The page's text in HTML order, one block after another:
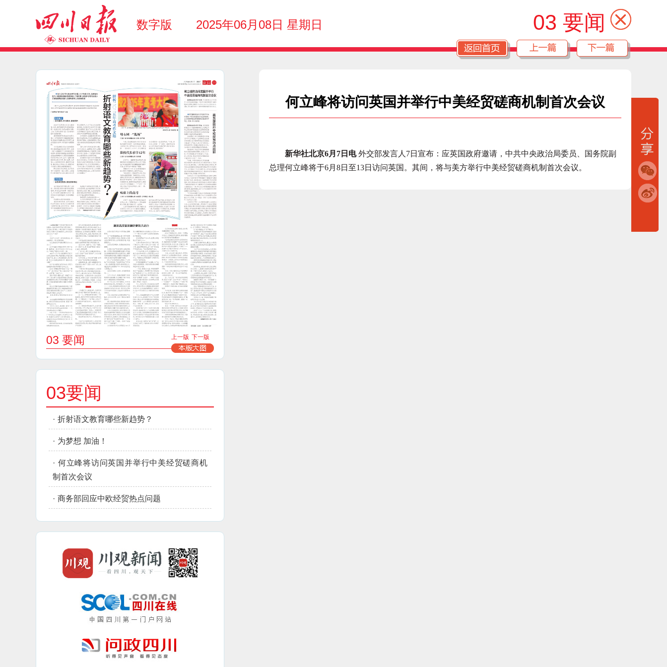
数字版 2025年06月08日 星期日 03 要闻
03 要闻 上一版 下一版
03要闻
· 折射语文教育哪些新趋势？
· 为梦想 加油！
· 何立峰将访问英国并举行中美经贸磋商机
制首次会议
· 商务部回应中欧经贸热点问题
何立峰将访问英国并举行中美经贸磋商机制首次会议
新华社北京6月7日电外交部发言人7日宣布：应英国政府邀请，中共中央政治局委员、国务院副
总理何立峰将于6月8日至13日访问英国。其间，将与美方举行中美经贸磋商机制首次会议。